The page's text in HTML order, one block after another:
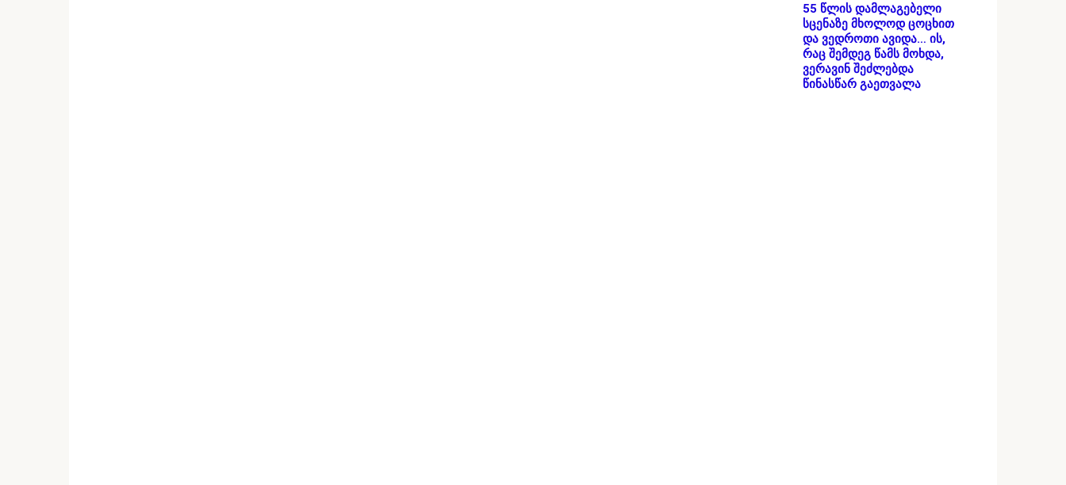
55 წლის დამლაგებელი
სცენაზე მხოლოდ ცოცხით
და ვედროთი ავიდა… ის,
რაც შემდეგ წამს მოხდა,
ვერავინ შეძლებდა
წინასწარ გაეთვალა